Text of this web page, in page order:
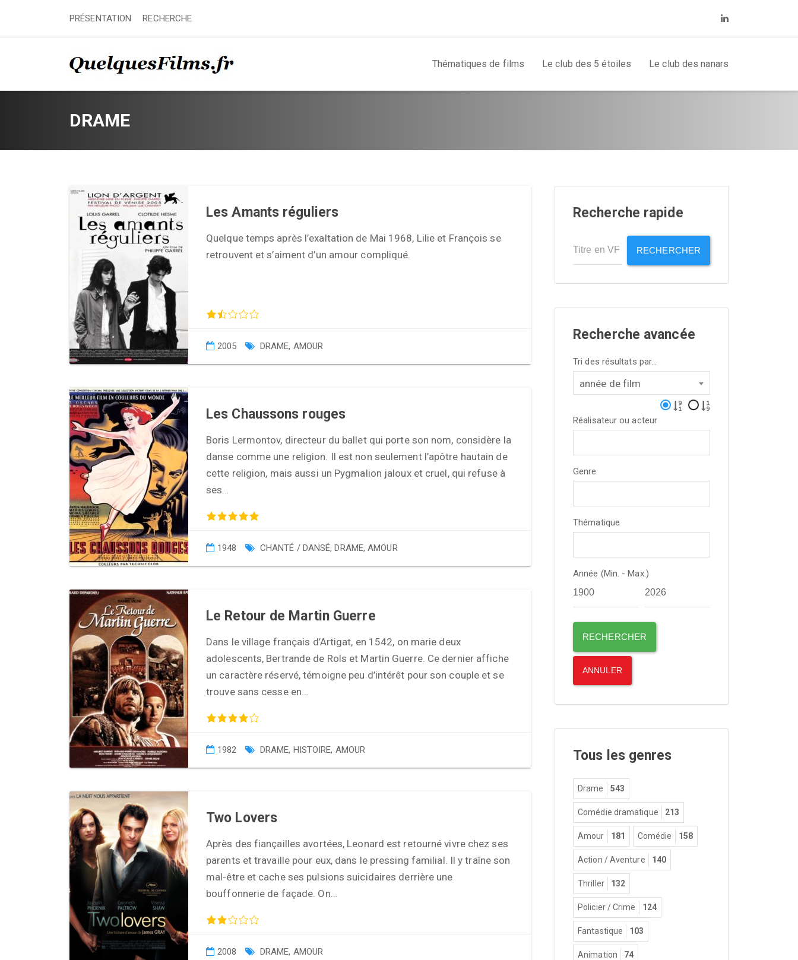
PRÉSENTATION RECHERCHE
Thématiques de films Le club des 5 étoiles Le club des nanars
DRAME
Les Amants réguliers
Quelque temps après l’exaltation de Mai 1968, Lilie et François se
retrouvent et s’aiment d’un amour compliqué.
2005 DRAME, AMOUR
Les Chaussons rouges
Boris Lermontov, directeur du ballet qui porte son nom, considère la
danse comme une religion. Il est non seulement l’apôtre hautain de
cette religion, mais aussi un Pygmalion jaloux et cruel, qui refuse à
ses…
1948 CHANTÉ / DANSÉ,DRAME,AMOUR
Le Retour de Martin Guerre
Dans le village français d’Artigat, en 1542, on marie deux
adolescents, Bertrande de Rols et Martin Guerre. Ce dernier affiche
un caractère réservé, témoigne peu d’intérêt pour son couple et se
trouve sans cesse en…
1982 DRAME, HISTOIRE, AMOUR
Two Lovers
Après des fiançailles avortées, Leonard est retourné vivre chez ses
parents et travaille pour eux, dans le pressing familial. Il y traîne son
mal-être et cache ses pulsions suicidaires derrière une
bouffonnerie de façade. On…
2008 DRAME, AMOUR
Recherche rapide
RECHERCHER
Recherche avancée
Tri des résultats par...
année de film
Réalisateur ou acteur
Genre
Thématique
Année (Min. - Max.)
Tous les genres
Drame 543
Comédie dramatique 213
Amour 181 Comédie 158
Action / Aventure 140
Thriller 132
Policier / Crime 124
Fantastique 103
Animation 74